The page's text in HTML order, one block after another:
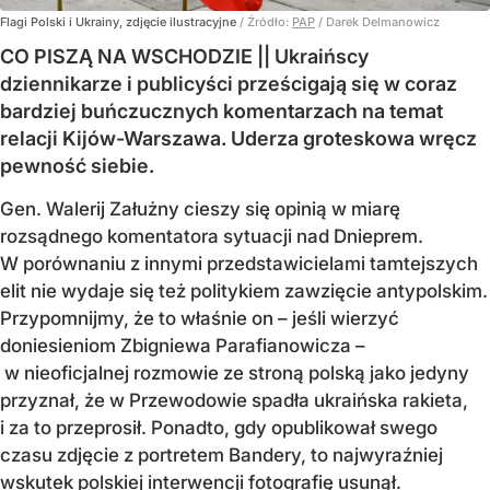
Flagi Polski i Ukrainy, zdjęcie ilustracyjne / Źródło: PAP / Darek Delmanowicz
CO PISZĄ NA WSCHODZIE || Ukraińscy
dziennikarze i publicyści prześcigają się w coraz
bardziej buńczucznych komentarzach na temat
relacji Kijów-Warszawa. Uderza groteskowa wręcz
pewność siebie.
Gen. Walerij Załużny cieszy się opinią w miarę
rozsądnego komentatora sytuacji nad Dnieprem.
W porównaniu z innymi przedstawicielami tamtejszych
elit nie wydaje się też politykiem zawzięcie antypolskim.
Przypomnijmy, że to właśnie on – jeśli wierzyć
doniesieniom Zbigniewa Parafianowicza –
w nieoficjalnej rozmowie ze stroną polską jako jedyny
przyznał, że w Przewodowie spadła ukraińska rakieta,
i za to przeprosił. Ponadto, gdy opublikował swego
czasu zdjęcie z portretem Bandery, to najwyraźniej
wskutek polskiej interwencji fotografię usunął.